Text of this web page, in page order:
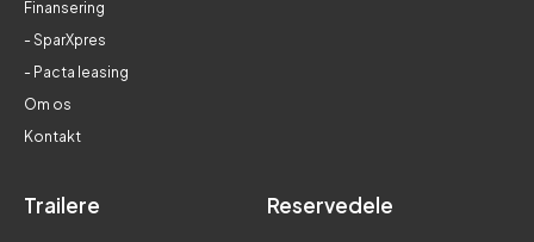
Finansering
- SparXpres
- Pacta leasing
Om os
Kontakt
Trailere Reservedele